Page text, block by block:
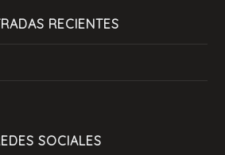
RECIENTES
SOCIALES